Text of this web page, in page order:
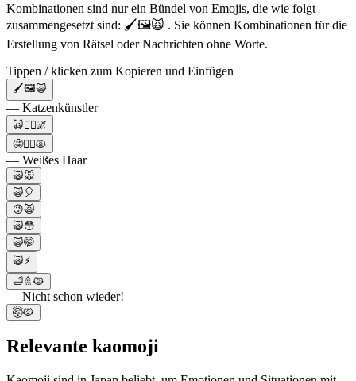
Kombinationen sind nur ein Bündel von Emojis, die wie folgt
zusammengesetzt sind: 🖌️🖼️🙀 . Sie können Kombinationen für die
Erstellung von Rätsel oder Nachrichten ohne Worte.
Tippen / klicken zum Kopieren und Einfügen
🖌️🖼️🙀
— Katzenkünstler
🙀🧟‍♀️🌌
🤩👱‍♂️🙀
— Weißes Haar
🙀🐭
🙀🎈
😜🙀
🙀😳
🙀🤭
🙀⚡️
🛁🚿🙀
— Nicht schon wieder!
🤯🙀
Relevante kaomoji